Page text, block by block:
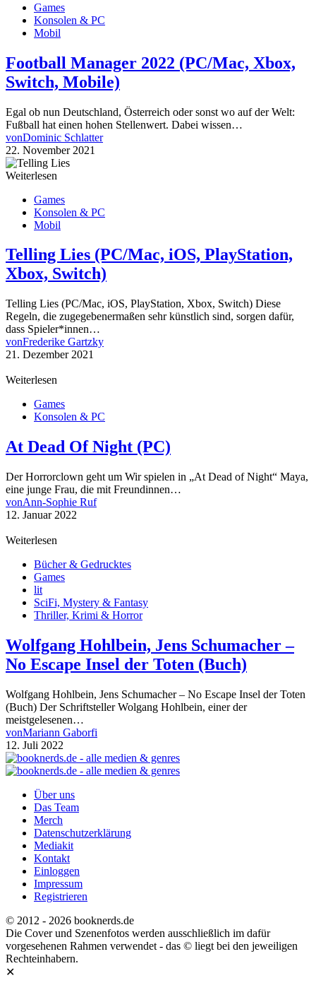
Games
Konsolen & PC
Mobil
Football Manager 2022 (PC/Mac, Xbox,
Switch, Mobile)
Egal ob nun Deutschland, Österreich oder sonst wo auf der Welt:
Fußball hat einen hohen Stellenwert. Dabei wissen…
vonDominic Schlatter
22. November 2021
Weiterlesen
Games
Konsolen & PC
Mobil
Telling Lies (PC/Mac, iOS, PlayStation,
Xbox, Switch)
Telling Lies (PC/Mac, iOS, PlayStation, Xbox, Switch) Diese
Regeln, die zugegebenermaßen sehr künstlich sind, sorgen dafür,
dass Spieler*innen…
vonFrederike Gartzky
21. Dezember 2021
Weiterlesen
Games
Konsolen & PC
At Dead Of Night (PC)
Der Horrorclown geht um Wir spielen in „At Dead of Night“ Maya,
eine junge Frau, die mit Freundinnen…
vonAnn-Sophie Ruf
12. Januar 2022
Weiterlesen
Bücher & Gedrucktes
Games
lit
SciFi, Mystery & Fantasy
Thriller, Krimi & Horror
Wolfgang Hohlbein, Jens Schumacher –
No Escape Insel der Toten (Buch)
Wolfgang Hohlbein, Jens Schumacher – No Escape Insel der Toten
(Buch) Der Schriftsteller Wolgang Hohlbein, einer der
meistgelesenen…
vonMariann Gaborfi
12. Juli 2022
Über uns
Das Team
Merch
Datenschutzerklärung
Mediakit
Kontakt
Einloggen
Impressum
Registrieren
© 2012 - 2026 booknerds.de
Die Cover und Szenenfotos werden ausschließlich im dafür
vorgesehenen Rahmen verwendet - das © liegt bei den jeweiligen
Rechteinhabern.
✕